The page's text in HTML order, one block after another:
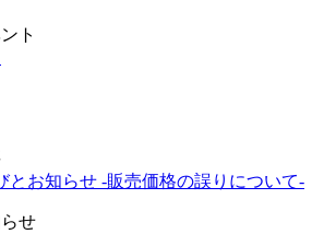
ト
とお知らせ -販売価格の誤りについて-
せ